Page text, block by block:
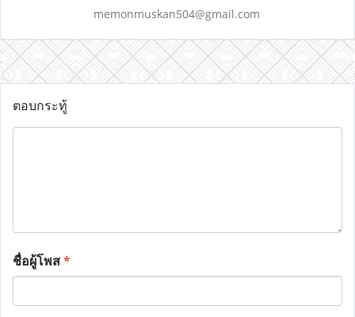
memonmuskan504@gmail.com
ตอบกระทู้
ชื่อผู้โพส*